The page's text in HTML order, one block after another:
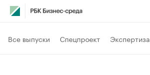
Все выпуски Спецпроект Экспертиза